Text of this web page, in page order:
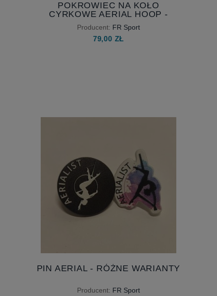
POKROWIEC NA KOŁO
CYRKOWE AERIAL HOOP -
PIĘKNY KOLOROWY DESIGN -
POKROWIEC Z PLUSZU NA KOŁO
CYRKOWE
Producent: FR Sport
79,00 ZŁ
PIN AERIAL - RÓŻNE WARIANTY
Producent: FR Sport